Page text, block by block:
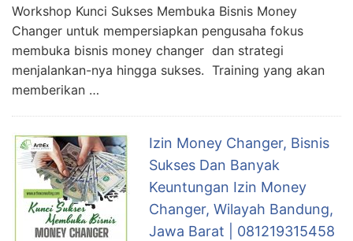
Workshop Kunci Sukses Membuka Bisnis Money
Changer untuk mempersiapkan pengusaha fokus
membuka bisnis money changer dan strategi
menjalankan-nya hingga sukses. Training yang akan
memberikan …
Izin Money Changer, Bisnis
Sukses Dan Banyak
Keuntungan Izin Money
Changer, Wilayah Bandung,
Jawa Barat | 081219315458